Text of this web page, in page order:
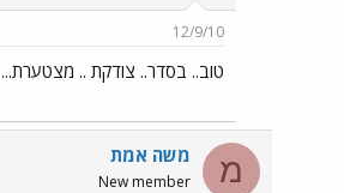
12/9/10
טוב.. בסדר.. צודקת .. מצטערת...
מ משה אמת
New member